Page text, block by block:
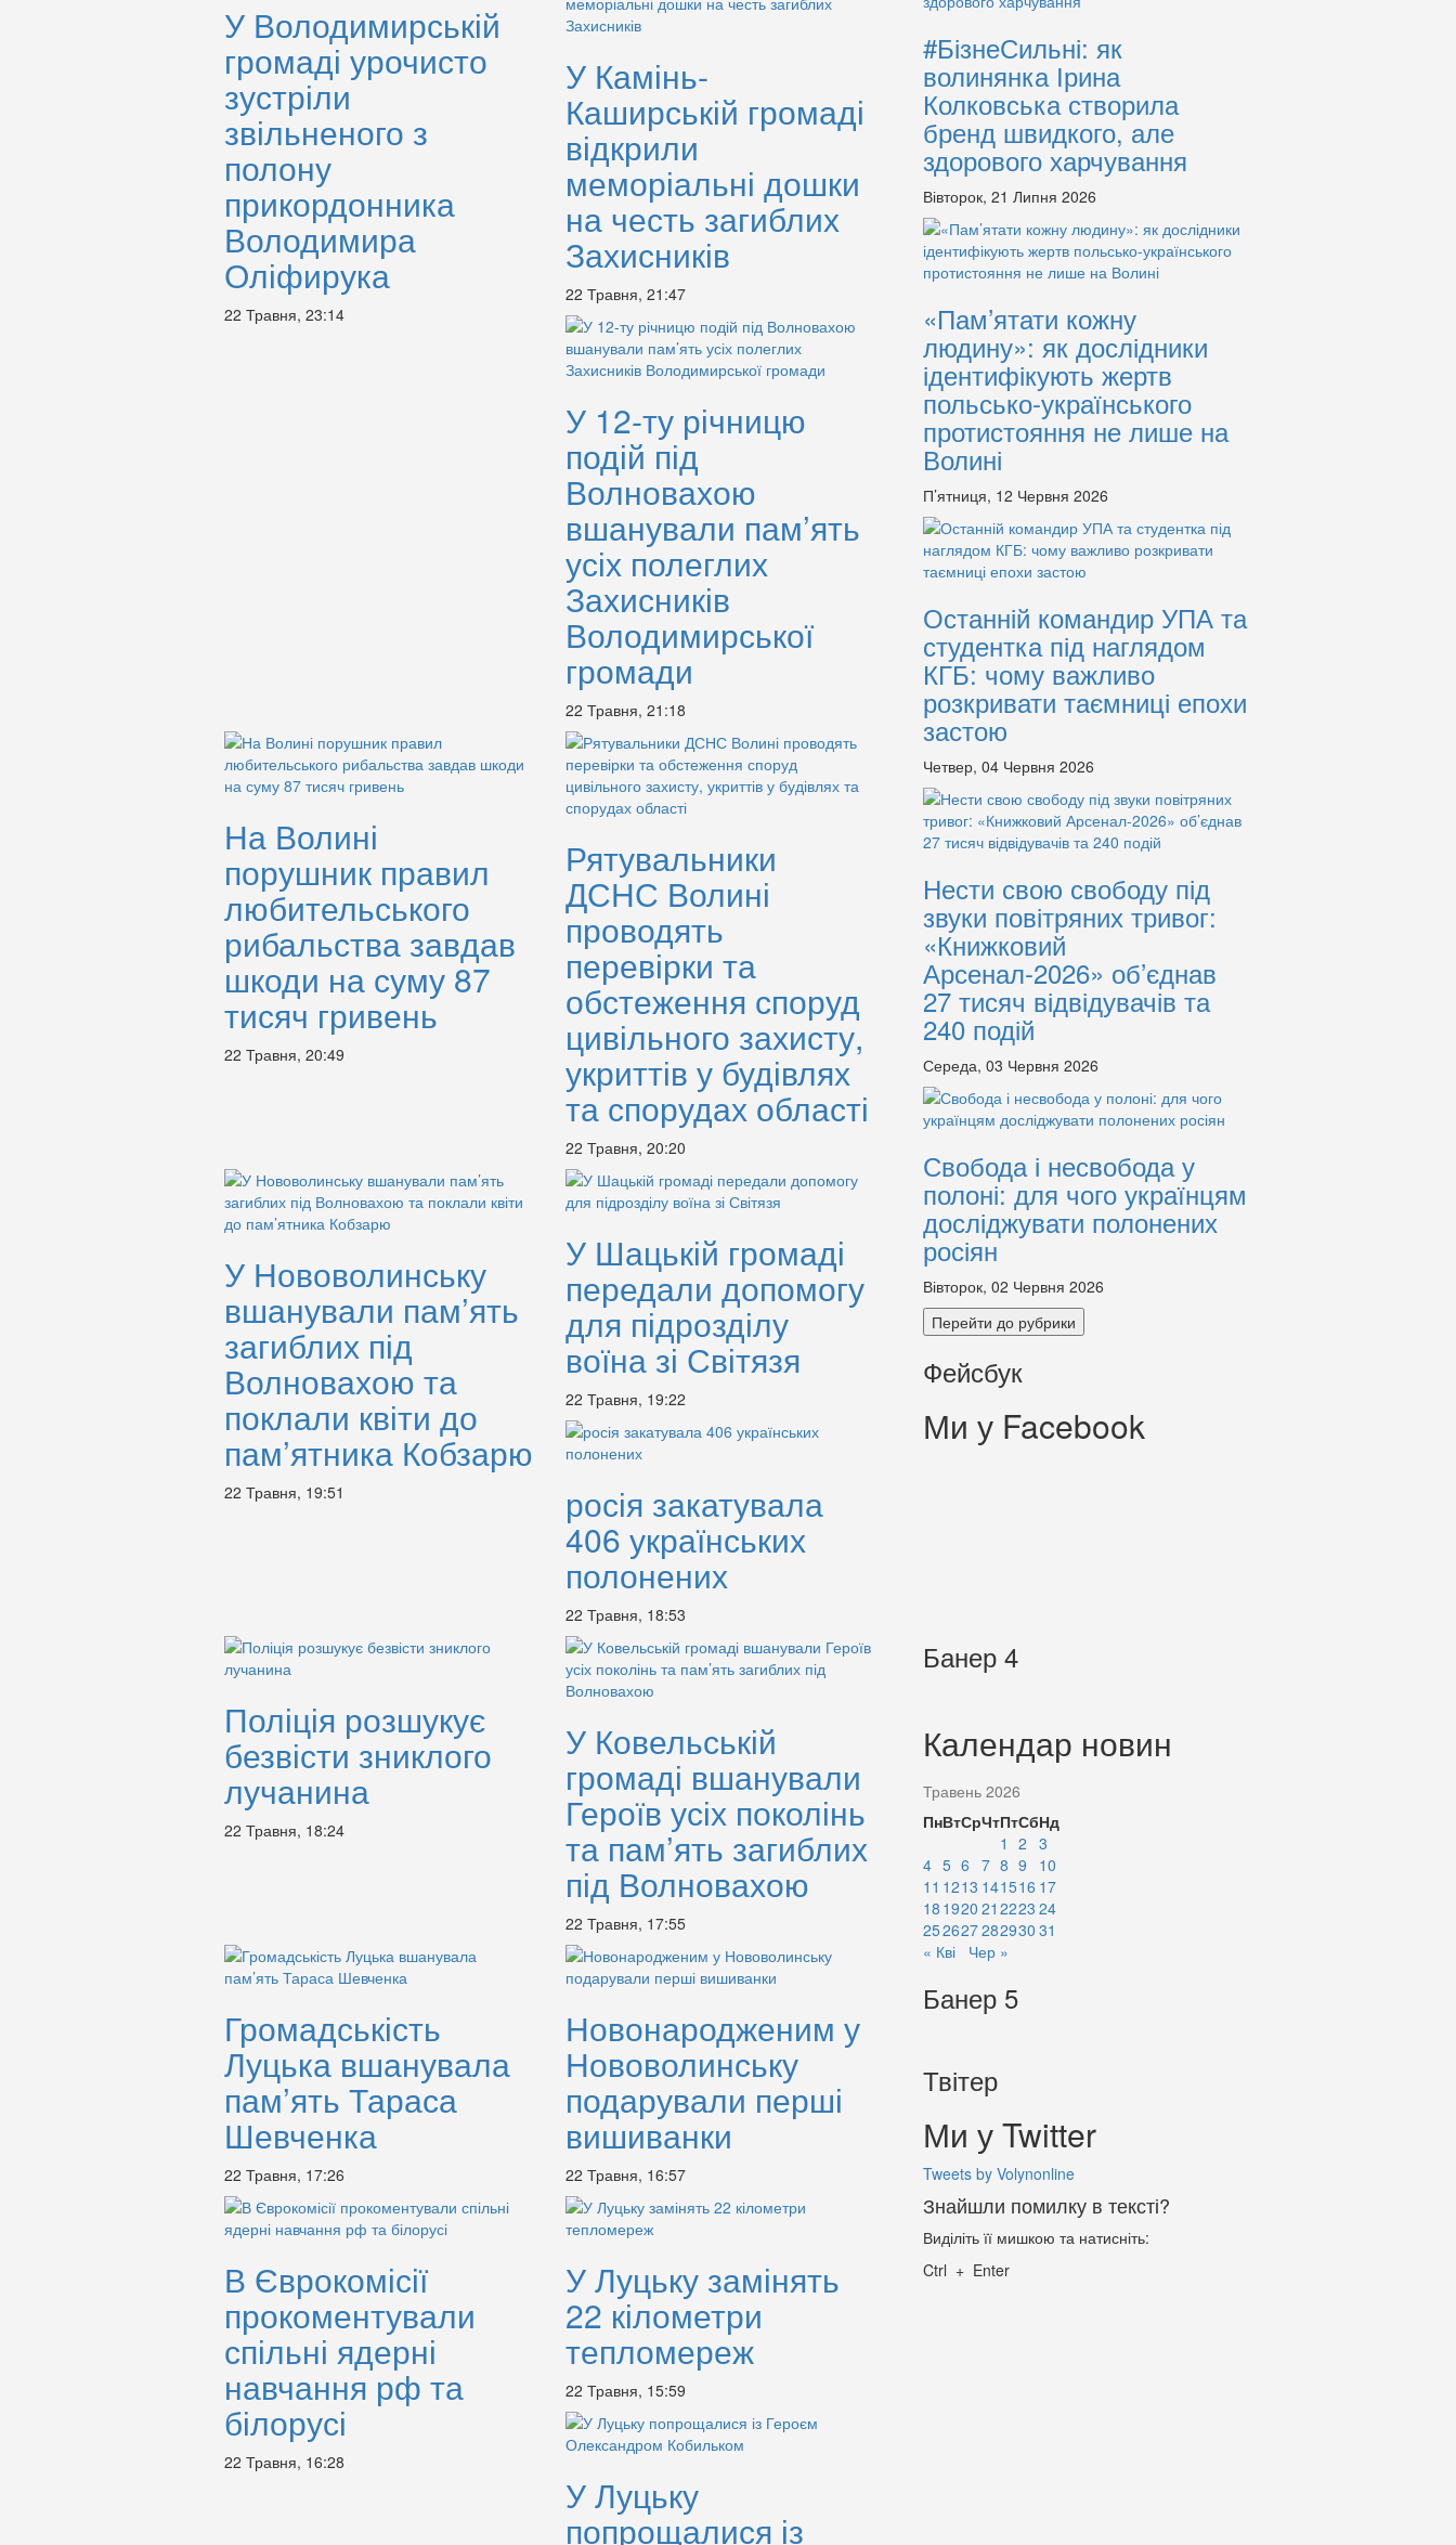
У Володимирській
громаді урочисто
зустріли
звільненого з
полону
прикордонника
Володимира
Оліфирука
22 Травня, 23:14
У Камінь-
Каширській громаді
відкрили
меморіальні дошки
на честь загиблих
Захисників
22 Травня, 21:47
У 12-ту річницю
подій під
Волновахою
вшанували пам’ять
усіх полеглих
Захисників
Володимирської
громади
22 Травня, 21:18
На Волині
порушник правил
любительського
рибальства завдав
шкоди на суму 87
тисяч гривень
22 Травня, 20:49
Рятувальники
ДСНС Волині
проводять
перевірки та
обстеження споруд
цивільного захисту,
укриттів у будівлях
та спорудах області
22 Травня, 20:20
У Нововолинську
вшанували пам’ять
загиблих під
Волновахою та
поклали квіти до
пам’ятника Кобзарю
22 Травня, 19:51
У Шацькій громаді
передали допомогу
для підрозділу
воїна зі Світязя
22 Травня, 19:22
росія закатувала
406 українських
полонених
22 Травня, 18:53
Поліція розшукує
безвісти зниклого
лучанина
22 Травня, 18:24
У Ковельській
громаді вшанували
Героїв усіх поколінь
та пам’ять загиблих
під Волновахою
22 Травня, 17:55
Громадськість
Луцька вшанувала
пам’ять Тараса
Шевченка
22 Травня, 17:26
Новонародженим у
Нововолинську
подарували перші
вишиванки
22 Травня, 16:57
В Єврокомісії
прокоментували
спільні ядерні
навчання рф та
білорусі
22 Травня, 16:28
У Луцьку замінять
22 кілометри
тепломереж
22 Травня, 15:59
У Луцьку
попрощалися із
#БізнеСильні: як
волинянка Ірина
Колковська створила
бренд швидкого, але
здорового харчування
Вівторок, 21 Липня 2026
«Пам’ятати кожну
людину»: як дослідники
ідентифікують жертв
польсько-українського
протистояння не лише на
Волині
П’ятниця, 12 Червня 2026
Останній командир УПА та
студентка під наглядом
КГБ: чому важливо
розкривати таємниці епохи
застою
Четвер, 04 Червня 2026
Нести свою свободу під
звуки повітряних тривог:
«Книжковий
Арсенал-2026» об’єднав
27 тисяч відвідувачів та
240 подій
Середа, 03 Червня 2026
Свобода і несвобода у
полоні: для чого українцям
досліджувати полонених
росіян
Вівторок, 02 Червня 2026
Перейти до рубрики
Фейсбук
Ми у Facebook
Банер 4
Календар новин
Травень 2026
ПнВтСрЧтПтСбНд
1 2 3
4 5 6 7 8 9
10
11 1213 141516 17
18 1920 21 2223 24
252627282930 31
« Кві
Чер »
Банер 5
Твітер
Ми у Twitter
Tweets by Volynonline
Знайшли помилку в тексті?
Виділіть її мишкою та натисніть:
Ctrl + Enter